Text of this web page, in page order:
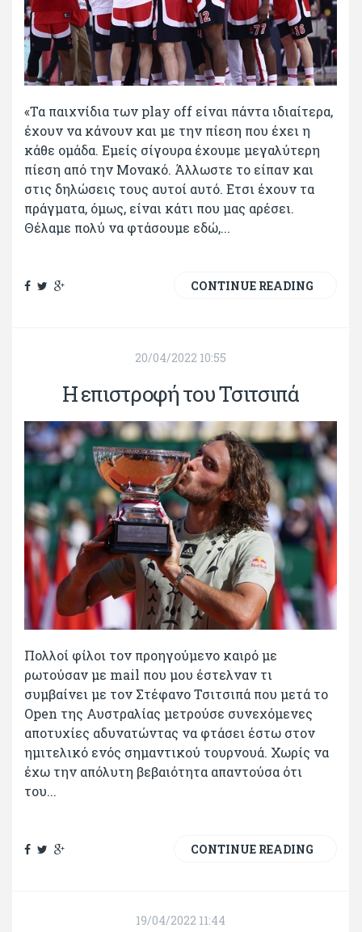
«Τα παιχνίδια των play off είναι πάντα ιδιαίτερα,
έχουν να κάνουν και με την πίεση που έχει η
κάθε ομάδα. Εμείς σίγουρα έχουμε μεγαλύτερη
πίεση από την Μονακό. Άλλωστε το είπαν και
στις δηλώσεις τους αυτοί αυτό. Ετσι έχουν τα
πράγματα, όμως, είναι κάτι που μας αρέσει.
Θέλαμε πολύ να φτάσουμε εδώ,...
CONTINUE READING
20/04/2022 10:55
Η επιστροφή του Τσιτσιπά
Πολλοί φίλοι τον προηγούμενο καιρό με
ρωτούσαν με mail που μου έστελναν τι
συμβαίνει με τον Στέφανο Τσιτσιπά που μετά το
Open της Αυστραλίας μετρούσε συνεχόμενες
αποτυχίες αδυνατώντας να φτάσει έστω στον
ημιτελικό ενός σημαντικού τουρνουά. Χωρίς να
έχω την απόλυτη βεβαιότητα απαντούσα ότι
του...
CONTINUE READING
19/04/2022 11:44